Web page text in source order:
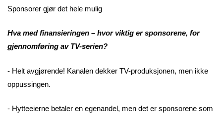
Sponsorer gjør det hele mulig
Hva med finansieringen – hvor viktig er sponsorene, for
gjennomføring av TV-serien?
- Helt avgjørende! Kanalen dekker TV-produksjonen, men ikke
oppussingen.
- Hytteeierne betaler en egenandel, men det er sponsorene som